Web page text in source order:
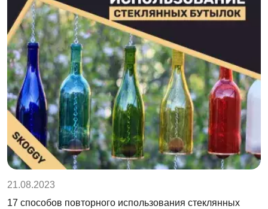
21.08.2023
17 способов повторного использования стеклянных